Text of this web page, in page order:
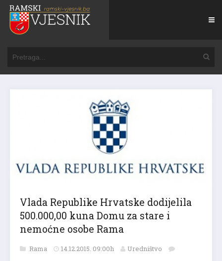
Vlada Republike Hrvatske dodijelila
500.000,00 kuna Domu za stare i
nemoćne osobe Rama
Rama 14.12.2015. 09:00h Uredništvo